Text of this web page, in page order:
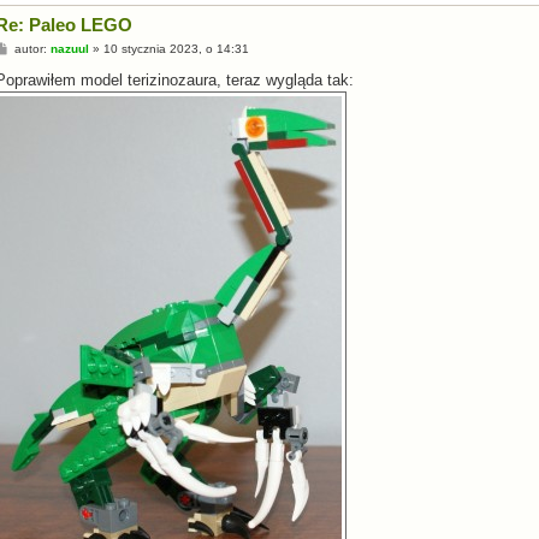
Paleo LEGO
P
s
t
autor: nazuul » 10 stycznia 2023, o 14:31
model terizinozaura, teraz wygląda tak: